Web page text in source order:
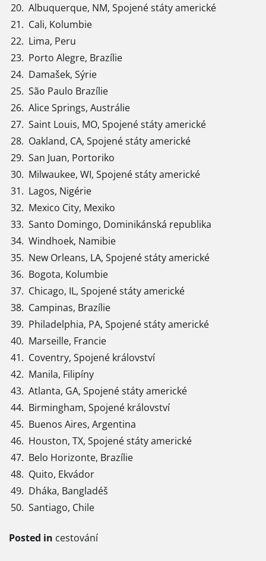
20. Albuquerque, NM, Spojené státy americké
21. Cali, Kolumbie
22. Lima, Peru
23. Porto Alegre, Brazílie
24. Damašek, Sýrie
25. São Paulo Brazílie
26. Alice Springs, Austrálie
27. Saint Louis, MO, Spojené státy americké
28. Oakland, CA, Spojené státy americké
29. San Juan, Portoriko
30. Milwaukee, WI, Spojené státy americké
31. Lagos, Nigérie
32. Mexico City, Mexiko
33. Santo Domingo, Dominikánská republika
34. Windhoek, Namibie
35. New Orleans, LA, Spojené státy americké
36. Bogota, Kolumbie
37. Chicago, IL, Spojené státy americké
38. Campinas, Brazílie
39. Philadelphia, PA, Spojené státy americké
40. Marseille, Francie
41. Coventry, Spojené království
42. Manila, Filipíny
43. Atlanta, GA, Spojené státy americké
44. Birmingham, Spojené království
45. Buenos Aires, Argentina
46. Houston, TX, Spojené státy americké
47. Belo Horizonte, Brazílie
48. Quito, Ekvádor
49. Dháka, Bangladéš
50. Santiago, Chile
Posted in cestování